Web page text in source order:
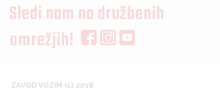
Sledi nam na družbenih
omrežjih!
ZAVOD VOZIM (c) 2018